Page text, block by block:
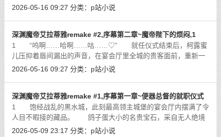
资源，以及不分昼夜悬挂头顶的双月著称。魔族：主要居住在魔
2026-05-16 09:27 分类： p站小说
深渊魔帝艾拉蒂雅remake #2,序幕第二章~魔帝陛下的烦闷,1
1 “呜啊……哈啊……咕……♡” 就任仪式结束后，柯露蜜
儿压抑着唇间漏出的声音，在宴会厅里全城的贵客面前，重新一
件一件地穿上衣服。 在魔帝雷厉风行的惩罚之后，台下没有
2026-05-16 09:27 分类： p站小说
深渊魔帝艾拉蒂雅remake #1,序幕第一章~便器总督的就职仪式
1 饱经战乱的黑水城，此刻最高领主城堡的宴会厅内摆满了令
人目不暇接的藏品。 鸽子蛋大小的名贵宝石，采自无人绝境
的珊瑚与琼枝，历史悠久的雕塑和名画，还有金杯，头冠，锦缎
2026-05-09 23:17 分类： p站小说